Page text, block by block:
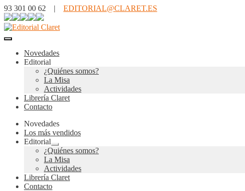
93 301 00 62 | EDITORIAL@CLARET.ES
Novedades
Editorial
¿Quiénes somos?
La Misa
Actividades
Librería Claret
Contacto
Novedades
Los más vendidos
Editorial
Expandir
el
menú
hijo
¿Quiénes somos?
La Misa
Actividades
Librería Claret
Contacto